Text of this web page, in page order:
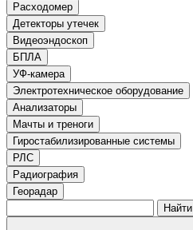
Расходомер
Детекторы утечек
Видеоэндоскоп
БПЛА
УФ-камера
Электротехническое оборудование
Анализаторы
Мачты и треноги
Гиростабилизированные системы
РЛС
Радиография
Георадар
Найти